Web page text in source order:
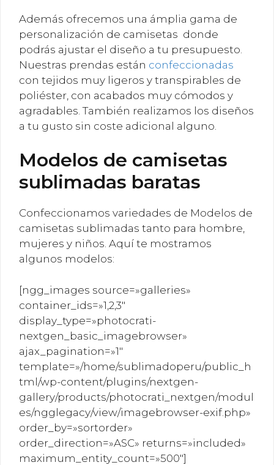
Además ofrecemos una ámplia gama de
personalización de camisetas donde
podrás ajustar el diseño a tu presupuesto.
Nuestras prendas están confeccionadas
con tejidos muy ligeros y transpirables de
poliéster, con acabados muy cómodos y
agradables. También realizamos los diseños
a tu gusto sin coste adicional alguno.
Modelos de camisetas
sublimadas baratas
Confeccionamos variedades de Modelos de
camisetas sublimadas tanto para hombre,
mujeres y niños. Aquí te mostramos
algunos modelos:
[ngg_images source=»galleries»
container_ids=»1,2,3″
display_type=»photocrati-
nextgen_basic_imagebrowser»
ajax_pagination=»1″
template=»/home/sublimadoperu/public_h
tml/wp-content/plugins/nextgen-
gallery/products/photocrati_nextgen/modul
es/ngglegacy/view/imagebrowser-exif.php»
order_by=»sortorder»
order_direction=»ASC» returns=»included»
maximum_entity_count=»500″]